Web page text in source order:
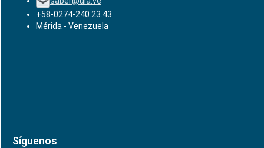
+58-0274-240.23.43
Mérida - Venezuela
Síguenos